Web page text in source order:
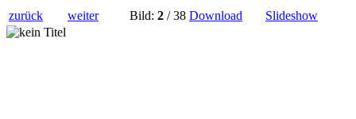
zurück weiter Bild: 2 / 38 Download Slideshow